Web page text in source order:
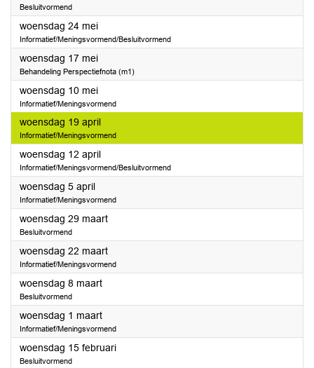
Besluitvormend
woensdag 24 mei2023
Informatief/Meningsvormend/Besluitvormend
woensdag 17 mei2023
Behandeling Perspectiefnota (m1)
woensdag 10 mei2023
Informatief/Meningsvormend
woensdag 19 april2023
Informatief/Meningsvormend
woensdag 12 april2023
Informatief/Meningsvormend/Besluitvormend
woensdag 5 april2023
Informatief/Meningsvormend
woensdag 29 maart2023
Besluitvormend
woensdag 22 maart2023
Informatief/Meningsvormend
woensdag 8 maart2023
Besluitvormend
woensdag 1 maart2023
Informatief/Meningsvormend
woensdag 15 februari2023
Besluitvormend